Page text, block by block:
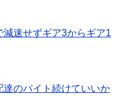
減速せずギア3からギア1
達のバイト続けていいか